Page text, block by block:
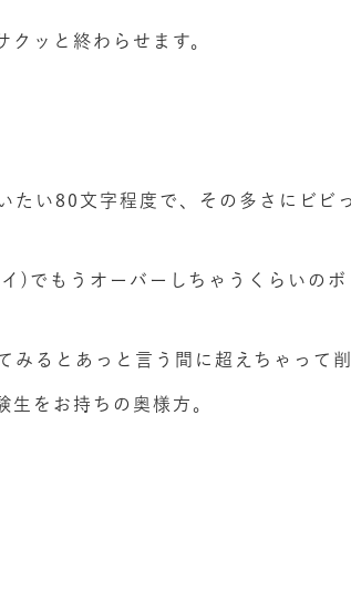
ッと終わらせます。
い80文字程度で、その多さにビビ
)でもうオーバーしちゃうくらいのボ
みるとあっと言う間に超えちゃって
生をお持ちの奥様方。